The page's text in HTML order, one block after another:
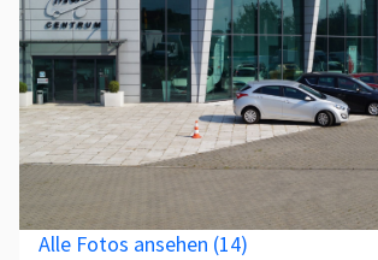
Alle Fotos ansehen (14)